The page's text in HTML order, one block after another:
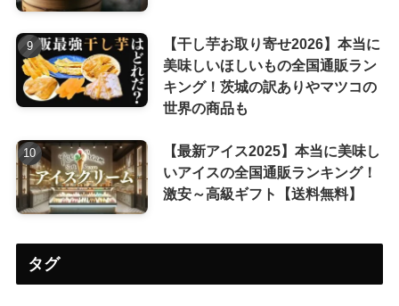
【干し芋お取り寄せ2026】本当に
美味しいほしいもの全国通販ラン
キング！茨城の訳ありやマツコの
世界の商品も
【最新アイス2025】本当に美味し
いアイスの全国通販ランキング！
激安～高級ギフト【送料無料】
タグ